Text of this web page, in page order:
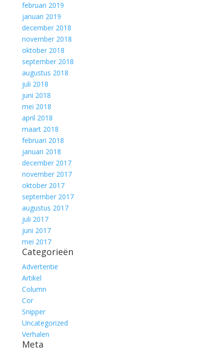
februari 2019
januari 2019
december 2018
november 2018
oktober 2018
september 2018
augustus 2018
juli 2018
juni 2018
mei 2018
april 2018
maart 2018
februari 2018
januari 2018
december 2017
november 2017
oktober 2017
september 2017
augustus 2017
juli 2017
juni 2017
mei 2017
Categorieën
Advertentie
Artikel
Column
Cor
Snipper
Uncategorized
Verhalen
Meta